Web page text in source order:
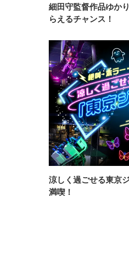
細田守監督作品ゆか
らえるチャンス！
涼しく過ごせる東京
満喫！